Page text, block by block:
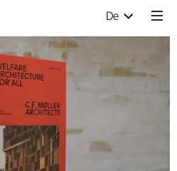
De